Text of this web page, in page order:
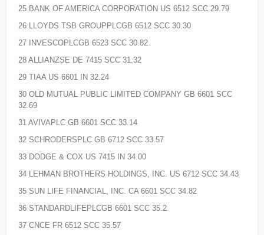
25 BANK OF AMERICA CORPORATION US 6512 SCC 29.79
26 LLOYDS TSB GROUPPLCGB 6512 SCC 30.30
27 INVESCOPLCGB 6523 SCC 30.82
28 ALLIANZSE DE 7415 SCC 31.32
29 TIAA US 6601 IN 32.24
30 OLD MUTUAL PUBLIC LIMITED COMPANY GB 6601 SCC
32.69
31 AVIVAPLC GB 6601 SCC 33.14
32 SCHRODERSPLC GB 6712 SCC 33.57
33 DODGE & COX US 7415 IN 34.00
34 LEHMAN BROTHERS HOLDINGS, INC. US 6712 SCC 34.43
35 SUN LIFE FINANCIAL, INC. CA 6601 SCC 34.82
36 STANDARDLIFEPLCGB 6601 SCC 35.2
37 CNCE FR 6512 SCC 35.57